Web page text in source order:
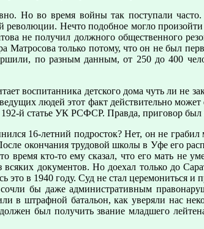
Но во время войны так поступали
Нечто подобное могло
не получил должного общественного
Матросова только потому, что он не был
по разным данным, от 250 до 400
воспитанника детского дома чуть ли не
людей этот факт действительно
й статье УК РСФСР. Правда, приговор был
16-летний подросток? Нет, он не грабил
окончания трудовой школы в Уфе его
время кто-то ему сказал, что его мать не
документов. Но доехал только до
в 1940 году. Суд не стал церемониться
бы даже административным
в штрафной батальон, как уверяли нас
был получить звание младшего